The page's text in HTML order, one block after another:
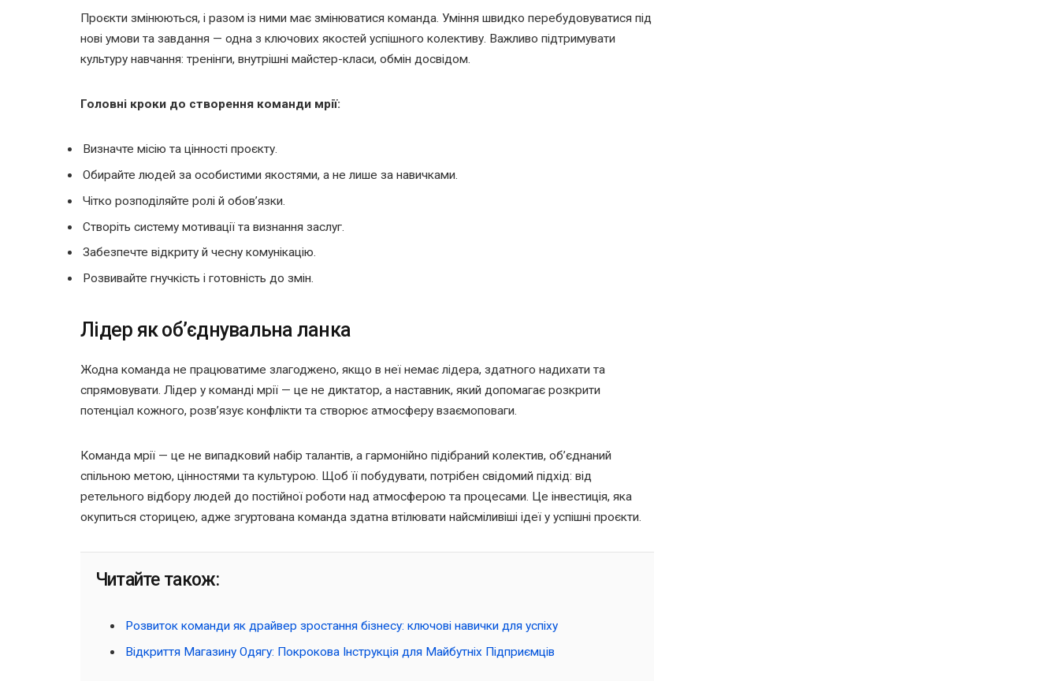
Проєкти змінюються, і разом із ними має змінюватися команда. Уміння швидко перебудовуватися під
нові умови та завдання — одна з ключових якостей успішного колективу. Важливо підтримувати
культуру навчання: тренінги, внутрішні майстер-класи, обмін досвідом.
Головні кроки до створення команди мрії:
Визначте місію та цінності проєкту.
Обирайте людей за особистими якостями, а не лише за навичками.
Чітко розподіляйте ролі й обов’язки.
Створіть систему мотивації та визнання заслуг.
Забезпечте відкриту й чесну комунікацію.
Розвивайте гнучкість і готовність до змін.
Лідер як об’єднувальна ланка
Жодна команда не працюватиме злагоджено, якщо в неї немає лідера, здатного надихати та
спрямовувати. Лідер у команді мрії — це не диктатор, а наставник, який допомагає розкрити
потенціал кожного, розв’язує конфлікти та створює атмосферу взаємоповаги.
Команда мрії — це не випадковий набір талантів, а гармонійно підібраний колектив, об’єднаний
спільною метою, цінностями та культурою. Щоб її побудувати, потрібен свідомий підхід: від
ретельного відбору людей до постійної роботи над атмосферою та процесами. Це інвестиція, яка
окупиться сторицею, адже згуртована команда здатна втілювати найсміливіші ідеї у успішні проєкти.
Читайте також:
Розвиток команди як драйвер зростання бізнесу: ключові навички для успіху
Відкриття Магазину Одягу: Покрокова Інструкція для Майбутніх Підприємців